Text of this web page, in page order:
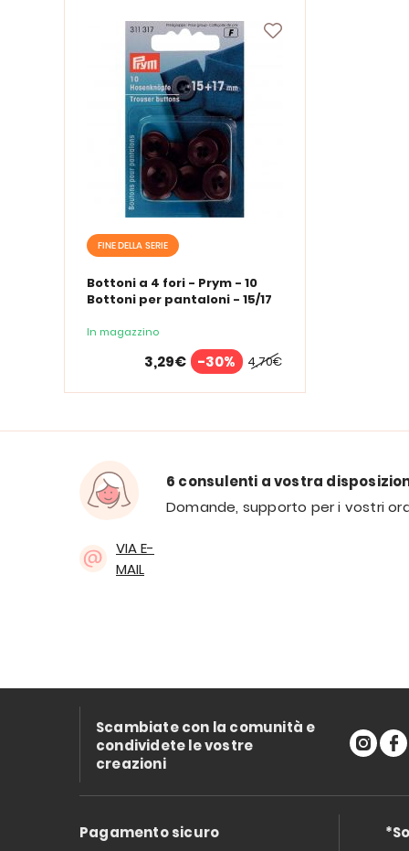
FINE DELLA SERIE
Bottoni a 4 fori - Prym - 10
Bottoni per pantaloni - 15/17
In magazzino
4,70€
3,29€ -30%
6 consulenti a vostra
Domande, supporto per i vostri
VIA E-
MAIL
Scambiate con la comunità e
condividete le vostre
creazioni
Pagamento sicuro